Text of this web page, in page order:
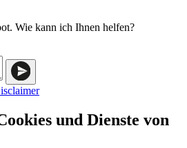
Wie kann ich Ihnen helfen?
und Dienste von